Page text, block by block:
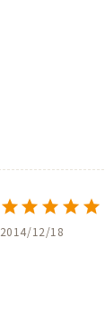
2014/12/18